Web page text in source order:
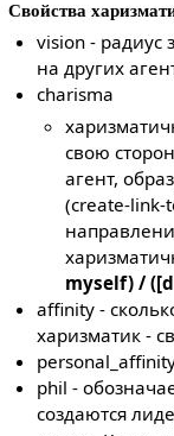
Свойства
vision - радиус
на других
charisma
свою
агент,
(create-link-
myself) /
affinity -
харизматик -
phil -
создаются